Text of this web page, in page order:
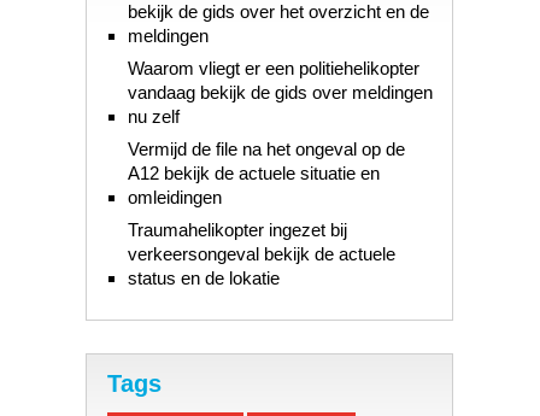
bekijk de gids over het overzicht en de
meldingen
Waarom vliegt er een politiehelikopter
vandaag bekijk de gids over meldingen
nu zelf
Vermijd de file na het ongeval op de
A12 bekijk de actuele situatie en
omleidingen
Traumahelikopter ingezet bij
verkeersongeval bekijk de actuele
status en de lokatie
Tags